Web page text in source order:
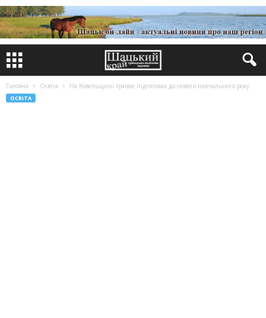
Головна Освіта На Ковельщині триває підготовка до нового навчального року
ОСВІТА